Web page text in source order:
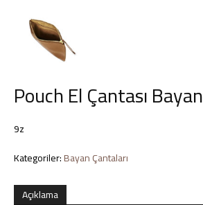
ve
Pouch El Çantası Bayan
9z
Kategoriler:Bayan Çantaları
Açıklama